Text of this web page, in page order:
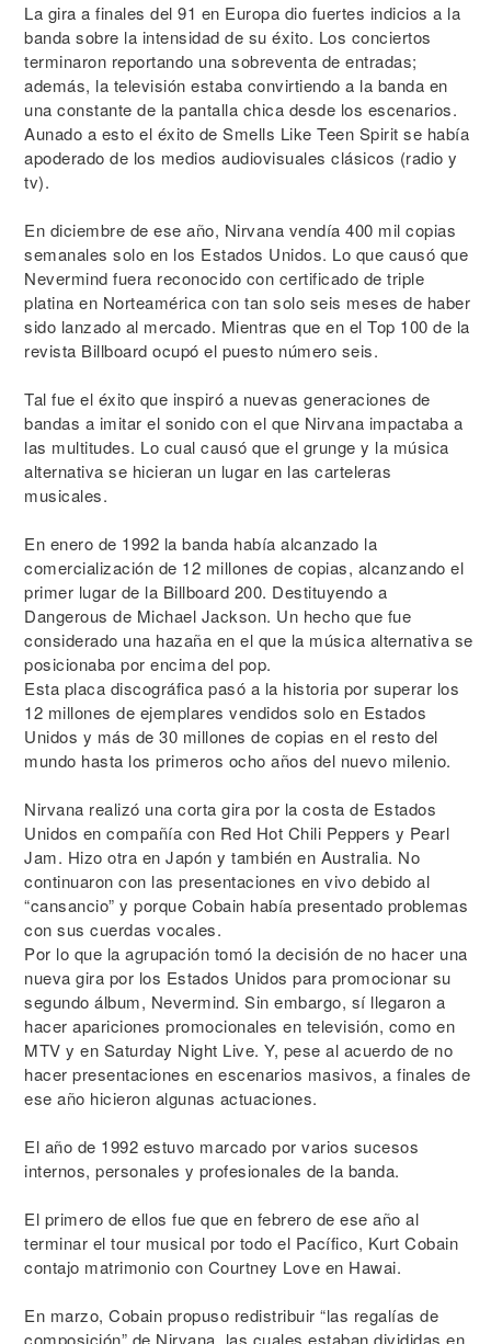
La gira a finales del 91 en Europa dio fuertes indicios a la
banda sobre la intensidad de su éxito. Los conciertos
terminaron reportando una sobreventa de entradas;
además, la televisión estaba convirtiendo a la banda en
una constante de la pantalla chica desde los escenarios.
Aunado a esto el éxito de Smells Like Teen Spirit se había
apoderado de los medios audiovisuales clásicos (radio y
tv).
En diciembre de ese año, Nirvana vendía 400 mil copias
semanales solo en los Estados Unidos. Lo que causó que
Nevermind fuera reconocido con certificado de triple
platina en Norteamérica con tan solo seis meses de haber
sido lanzado al mercado. Mientras que en el Top 100 de la
revista Billboard ocupó el puesto número seis.
Tal fue el éxito que inspiró a nuevas generaciones de
bandas a imitar el sonido con el que Nirvana impactaba a
las multitudes. Lo cual causó que el grunge y la música
alternativa se hicieran un lugar en las carteleras
musicales.
En enero de 1992 la banda había alcanzado la
comercialización de 12 millones de copias, alcanzando el
primer lugar de la Billboard 200. Destituyendo a
Dangerous de Michael Jackson. Un hecho que fue
considerado una hazaña en el que la música alternativa se
posicionaba por encima del pop.
Esta placa discográfica pasó a la historia por superar los
12 millones de ejemplares vendidos solo en Estados
Unidos y más de 30 millones de copias en el resto del
mundo hasta los primeros ocho años del nuevo milenio.
Nirvana realizó una corta gira por la costa de Estados
Unidos en compañía con Red Hot Chili Peppers y Pearl
Jam. Hizo otra en Japón y también en Australia. No
continuaron con las presentaciones en vivo debido al
“cansancio” y porque Cobain había presentado problemas
con sus cuerdas vocales.
Por lo que la agrupación tomó la decisión de no hacer una
nueva gira por los Estados Unidos para promocionar su
segundo álbum, Nevermind. Sin embargo, sí llegaron a
hacer apariciones promocionales en televisión, como en
MTV y en Saturday Night Live. Y, pese al acuerdo de no
hacer presentaciones en escenarios masivos, a finales de
ese año hicieron algunas actuaciones.
El año de 1992 estuvo marcado por varios sucesos
internos, personales y profesionales de la banda.
El primero de ellos fue que en febrero de ese año al
terminar el tour musical por todo el Pacífico, Kurt Cobain
contajo matrimonio con Courtney Love en Hawai.
En marzo, Cobain propuso redistribuir “las regalías de
composición” de Nirvana, las cuales estaban divididas en